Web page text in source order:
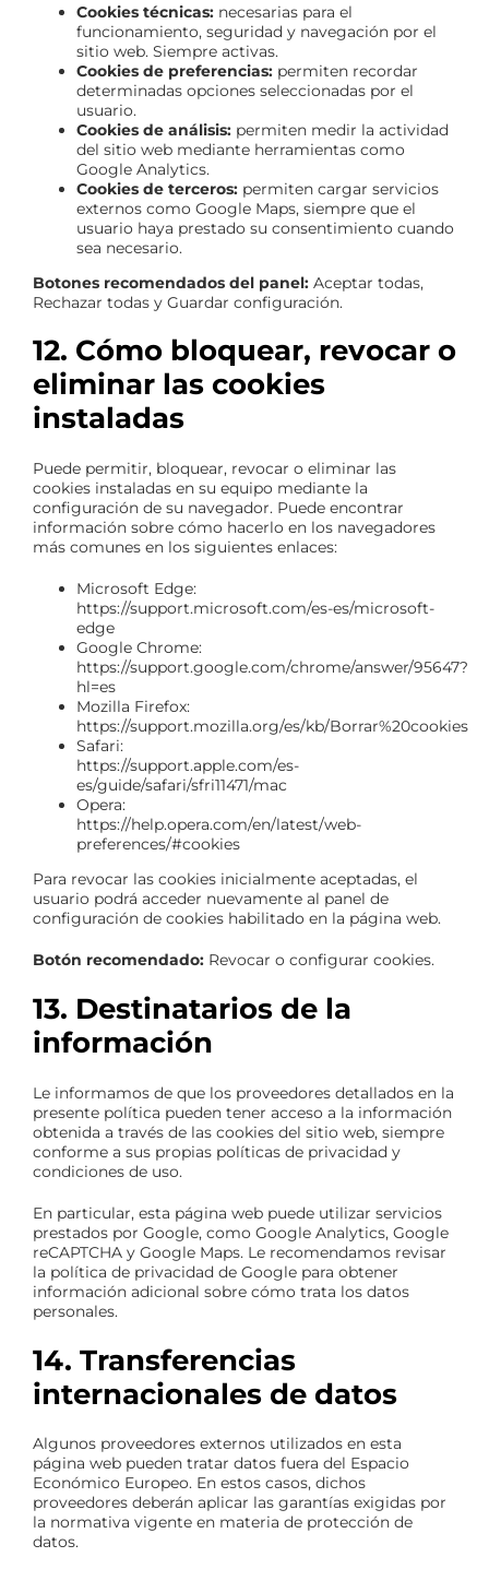
Cookies técnicas: necesarias para el
funcionamiento, seguridad y navegación por el
sitio web. Siempre activas.
Cookies de preferencias: permiten recordar
determinadas opciones seleccionadas por el
usuario.
Cookies de análisis: permiten medir la actividad
del sitio web mediante herramientas como
Google Analytics.
Cookies de terceros: permiten cargar servicios
externos como Google Maps, siempre que el
usuario haya prestado su consentimiento cuando
sea necesario.
Botones recomendados del panel: Aceptar todas,
Rechazar todas y Guardar configuración.
12. Cómo bloquear, revocar o
eliminar las cookies
instaladas
Puede permitir, bloquear, revocar o eliminar las
cookies instaladas en su equipo mediante la
configuración de su navegador. Puede encontrar
información sobre cómo hacerlo en los navegadores
más comunes en los siguientes enlaces:
Microsoft Edge:
https://support.microsoft.com/es-es/microsoft-
edge
Google Chrome:
https://support.google.com/chrome/answer/95647?
hl=es
Mozilla Firefox:
https://support.mozilla.org/es/kb/Borrar%20cookies
Safari:
https://support.apple.com/es-
es/guide/safari/sfri11471/mac
Opera:
https://help.opera.com/en/latest/web-
preferences/#cookies
Para revocar las cookies inicialmente aceptadas, el
usuario podrá acceder nuevamente al panel de
configuración de cookies habilitado en la página web.
Botón recomendado: Revocar o configurar cookies.
13. Destinatarios de la
información
Le informamos de que los proveedores detallados en la
presente política pueden tener acceso a la información
obtenida a través de las cookies del sitio web, siempre
conforme a sus propias políticas de privacidad y
condiciones de uso.
En particular, esta página web puede utilizar servicios
prestados por Google, como Google Analytics, Google
reCAPTCHA y Google Maps. Le recomendamos revisar
la política de privacidad de Google para obtener
información adicional sobre cómo trata los datos
personales.
14. Transferencias
internacionales de datos
Algunos proveedores externos utilizados en esta
página web pueden tratar datos fuera del Espacio
Económico Europeo. En estos casos, dichos
proveedores deberán aplicar las garantías exigidas por
la normativa vigente en materia de protección de
datos.